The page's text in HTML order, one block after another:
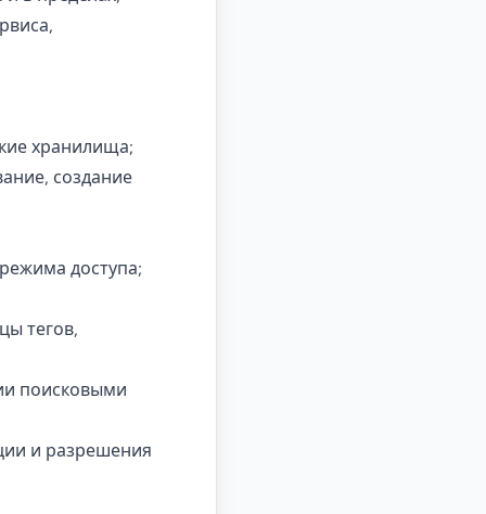
хранилища;
создание
доступа;
тегов,
поисковыми
и разрешения